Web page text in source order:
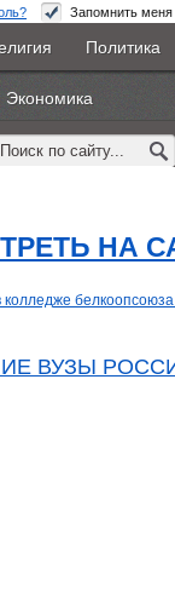
Запомнить меня
ВестиNet
Политика
Экономика
отзывы
НА
ВУЗЫ